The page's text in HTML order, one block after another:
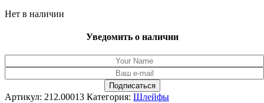
Нет в наличии
Уведомить о наличии
Артикул: 212.00013 Категория: Шлейфы